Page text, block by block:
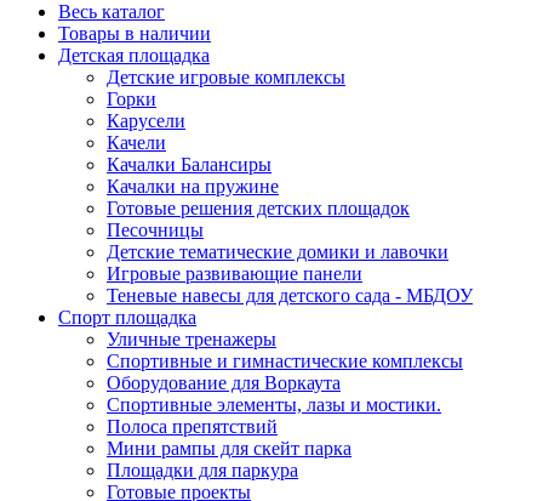
Весь каталог
Товары в наличии
Детская площадка
Детские игровые комплексы
Горки
Карусели
Качели
Качалки Балансиры
Качалки на пружине
Готовые решения детских площадок
Песочницы
Детские тематические домики и лавочки
Игровые развивающие панели
Теневые навесы для детского сада - МБДОУ
Спорт площадка
Уличные тренажеры
Спортивные и гимнастические комплексы
Оборудование для Воркаута
Спортивные элементы, лазы и мостики.
Полоса препятствий
Мини рампы для скейт парка
Площадки для паркура
Готовые проекты